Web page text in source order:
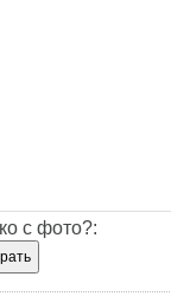
с фото?: